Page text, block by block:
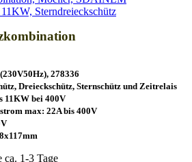
Sterndreieckschütz
278336
Dreieckschütz, Sternschütz und Zeitrelais
11KW bei 400V
max: 22A bis 400V
ca. 1-3 Tage